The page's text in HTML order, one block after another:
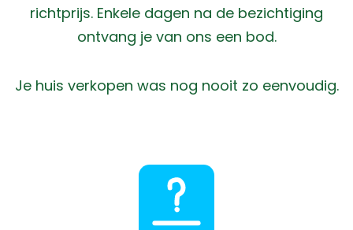
richtprijs. Enkele dagen na de bezichtiging
ontvang je van ons een bod.
Je huis verkopen was nog nooit zo eenvoudig.